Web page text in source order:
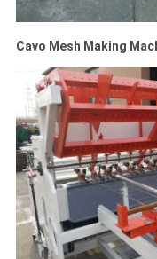
Cavo Mesh Making